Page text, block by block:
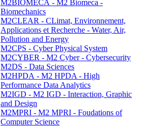
M2BIOMECA - M2 Biomeca -
Biomechanics
M2CLEAR - CLimat, Environnement,
Applications et Recherche - Water, Air,
Pollution and Energy
M2CPS - Cyber Physical System
M2CYBER - M2 Cyber - Cybersecurity
M2DS - Data Sciences
M2HPDA - M2 HPDA - High
Performance Data Analytics
M2IGD - M2 IGD - Interaction, Graphic
and Design
M2MPRI - M2 MPRI - Foudations of
Computer Science